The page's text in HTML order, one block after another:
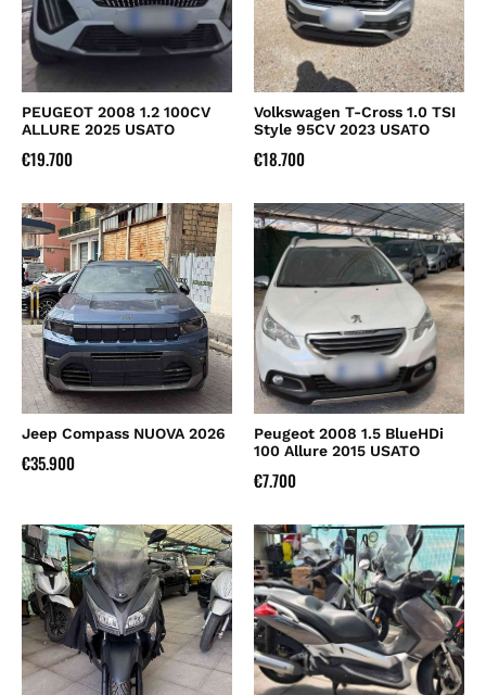
PEUGEOT 2008 1.2 100CV
ALLURE 2025 USATO
€19.700
Volkswagen T-Cross 1.0 TSI
Style 95CV 2023 USATO
€18.700
Jeep Compass NUOVA 2026
€35.900
Peugeot 2008 1.5 BlueHDi
100 Allure 2015 USATO
€7.700